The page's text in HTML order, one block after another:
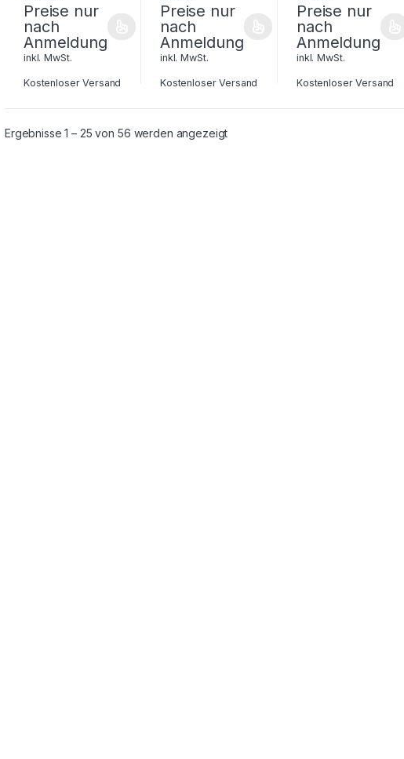
Preise nur
nach
Anmeldung
inkl. MwSt.
Kostenloser Versand
Preise nur
nach
Anmeldung
inkl. MwSt.
Kostenloser Versand
Preise nur
nach
Anmeldung
inkl. MwSt.
Kostenloser Versand
Ergebnisse 1 – 25 von 56 werden angezeigt